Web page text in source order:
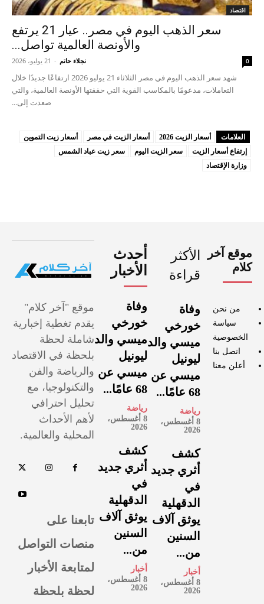
اقتصاد
سعر الذهب اليوم في مصر.. عيار 21 يرتفع
والأونصة العالمية تواصل...
نجلاء حاتم - 21 يوليو، 2026 0
شهد سعر الذهب اليوم في مصر الثلاثاء 21 يوليو 2026 ارتفاعًا جديدًا خلال
التعاملات، مدعومًا بالمكاسب القوية التي حققتها الأونصة العالمية، والتي
صعدت إلى...
العلامات أسعار الزيت 2026 أسعار الزيت في مصر
أسعار زيت التموين
إرتفاع أسعار الزيت
سعر الزيت اليوم
سعر زيت عباد الشمس
وزارة الإقتصاد
موقع آخر
كلام
من نحن
سياسة
الخصوصية
اتصل بنا
أعلن معنا
الأكثر
قراءة
وفاة
خورخي
ميسي والد
ليونيل
ميسي عن
68 عامًا...
رياضة
8 أغسطس،
2026
كشف
أثري جديد
في
الدقهلية
يوثق آلاف
السنين
من...
أخبار
8 أغسطس،
2026
أحدث
الأخبار
وفاة
خورخي
ميسي والد
ليونيل
ميسي عن
68 عامًا...
رياضة
8 أغسطس،
2026
كشف
أثري جديد
في
الدقهلية
يوثق آلاف
السنين
من...
أخبار
8 أغسطس،
2026
موقع "آخر كلام"
يقدم تغطية إخبارية
شاملة لحظة
بلحظة في الاقتصاد
والرياضة والفن
والتكنولوجيا، مع
تحليل احترافي
لأهم الأحداث
المحلية والعالمية.
تابعنا على
منصات التواصل
لمتابعة الأخبار
لحظة بلحظة